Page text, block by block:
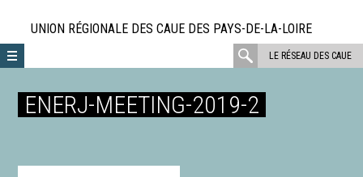
directement
au
contenu
UNION RÉGIONALE DES CAUE DES PAYS-DE-LA-LOIRE
LE RÉSEAU DES CAUE
rechercher
:
ENERJ-MEETING-2019-2